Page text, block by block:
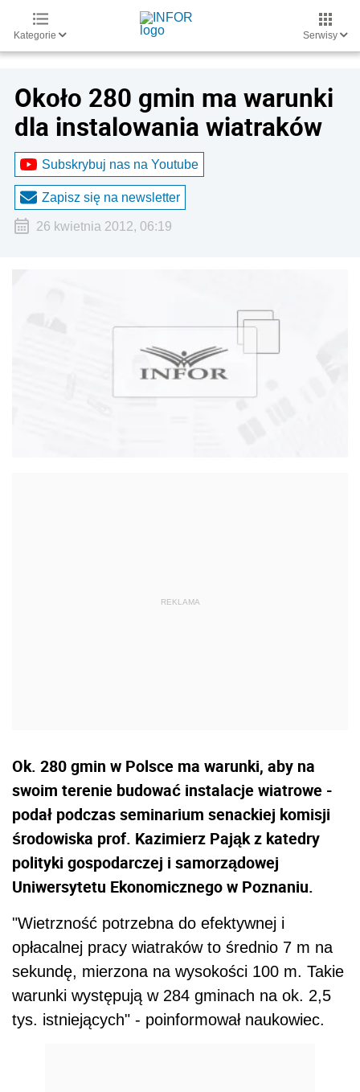
Kategorie Serwisy
Około 280 gmin ma warunki
dla instalowania wiatraków
Subskrybuj nas na Youtube
Zapisz się na newsletter
26 kwietnia 2012, 06:19
Ok. 280 gmin w Polsce ma warunki, aby na
swoim terenie budować instalacje wiatrowe -
podał podczas seminarium senackiej komisji
środowiska prof. Kazimierz Pająk z katedry
polityki gospodarczej i samorządowej
Uniwersytetu Ekonomicznego w Poznaniu.
"Wietrzność potrzebna do efektywnej i
opłacalnej pracy wiatraków to średnio 7 m na
sekundę, mierzona na wysokości 100 m. Takie
warunki występują w 284 gminach na ok. 2,5
tys. istniejących" - poinformował naukowiec.